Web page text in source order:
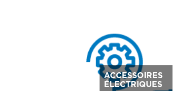
ACCESSOIRES
ÉLECTRIQUES